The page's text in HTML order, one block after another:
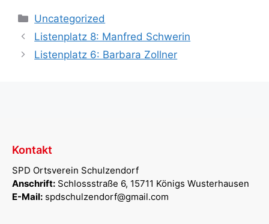
Kategorien
Uncategorized
Listenplatz 8: Manfred Schwerin
Listenplatz 6: Barbara Zollner
Kontakt
SPD Ortsverein Schulzendorf
Anschrift: Schlossstraße 6, 15711 Königs Wusterhausen
E-Mail: spdschulzendorf@gmail.com